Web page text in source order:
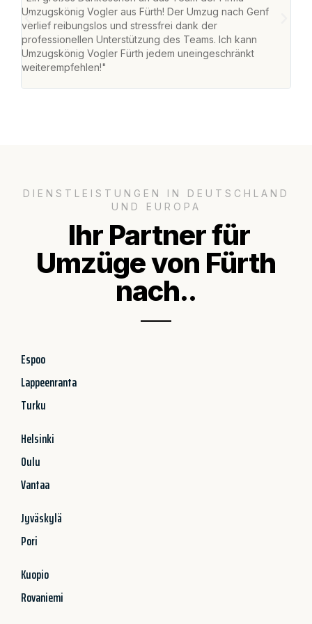
Umzugskönig Vogler aus Fürth! Der Umzug nach Genf
verlief reibungslos und stressfrei dank der
professionellen Unterstützung des Teams. Ich kann
Umzugskönig Vogler Fürth jedem uneingeschränkt
weiterempfehlen!"
DIENSTLEISTUNGEN IN DEUTSCHLAND
UND EUROPA
Ihr Partner für
Umzüge von Fürth
nach..
Espoo
Lappeenranta
Turku
Helsinki
Oulu
Vantaa
Jyväskylä
Pori
Kuopio
Rovaniemi